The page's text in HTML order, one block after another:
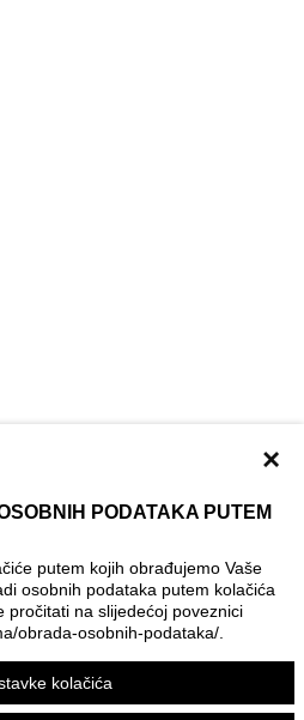
×
PODATAKA PUTEM
putem kojih obrađujemo Vaše
osobnih podataka putem kolačića
pročitati na slijedećoj poveznici
obrada-osobnih-podataka/
kolačića
Postavke kolačića
uz financijsku potporu